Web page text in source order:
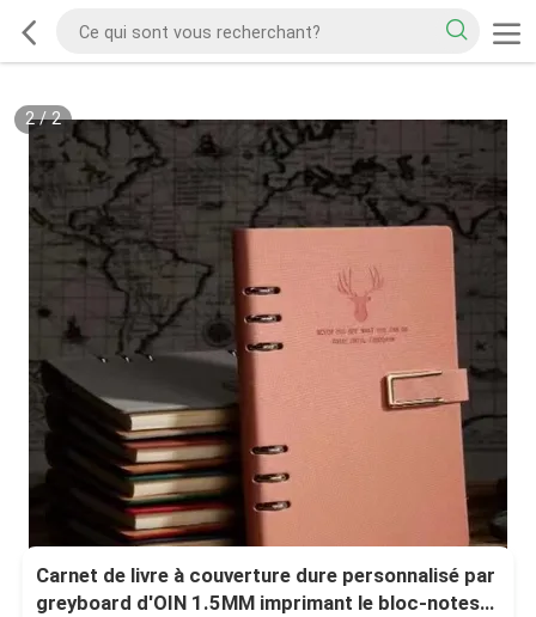
2/2
Carnet de livre à couverture dure personnalisé par
greyboard d'OIN 1.5MM imprimant le bloc-notes